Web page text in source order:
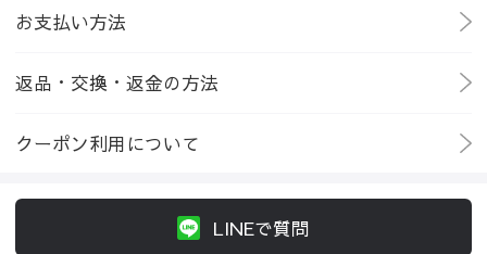
お支払い方法
返品・交換・返金の方法
クーポン利用について
LINEで質問